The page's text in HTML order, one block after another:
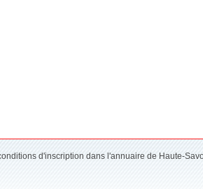
d'inscription dans l'annuaire de Haute-